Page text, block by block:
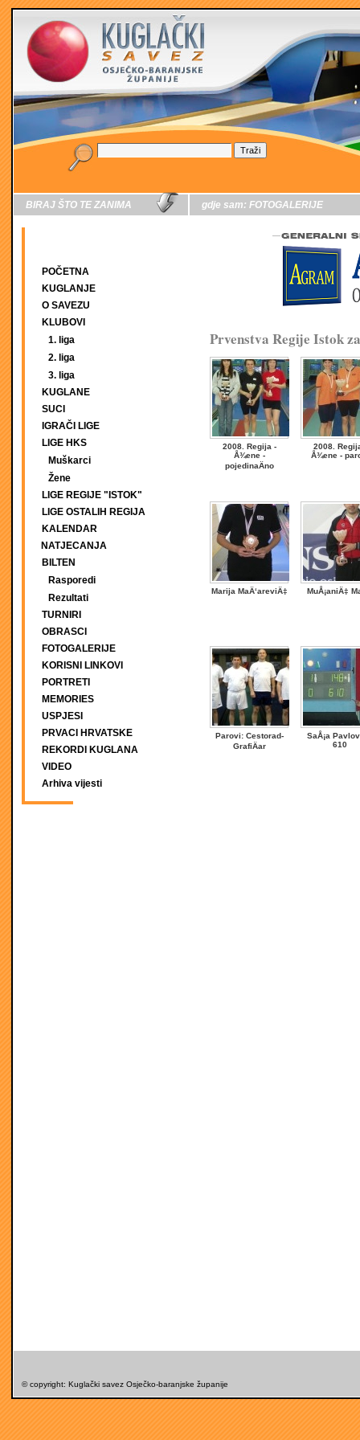
BIRAJ ŠTO TE ZANIMA
POČETNA
KUGLANJE
O SAVEZU
KLUBOVI
1. liga
2. liga
3. liga
KUGLANE
SUCI
IGRAČI LIGE
LIGE HKS
Muškarci
Žene
LIGE REGIJE "ISTOK"
LIGE OSTALIH REGIJA
KALENDAR
NATJECANJA
BILTEN
Rasporedi
Rezultati
TURNIRI
OBRASCI
FOTOGALERIJE
KORISNI LINKOVI
PORTRETI
MEMORIES
USPJESI
PRVACI HRVATSKE
REKORDI KUGLANA
VIDEO
Arhiva vijesti
gdje sam: FOTOGALERIJE
Prvenstva Regije Istok
2008. Regija -
Å¾ene -
pojedinaÄno
2008.
Å¾ene -
Marija MaÄ‘areviÄ‡ MuÅ¡aniÄ‡
Parovi: Cestorad-
GrafiÄar
SaÅ¡a
610
© copyright: Kuglački savez Osječko-baranjske županije